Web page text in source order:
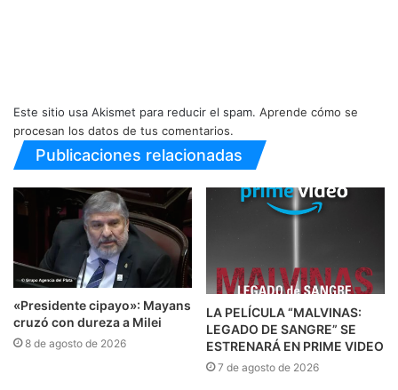
Este sitio usa Akismet para reducir el spam. Aprende cómo se
procesan los datos de tus comentarios.
Publicaciones relacionadas
«Presidente cipayo»: Mayans
cruzó con dureza a Milei
8 de agosto de 2026
LA PELÍCULA “MALVINAS:
LEGADO DE SANGRE” SE
ESTRENARÁ EN PRIME VIDEO
7 de agosto de 2026